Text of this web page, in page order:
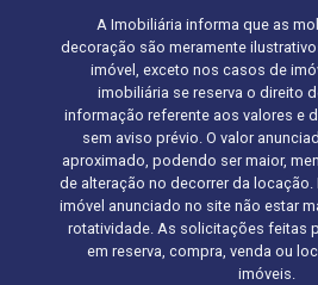
A Imobiliária informa que as
decoração são meramente
imóvel, exceto nos casos de
imobiliária se reserva o direito
informação referente aos valores e
sem aviso prévio. O valor
aproximado, podendo ser maior,
de alteração no decorrer da locação.
imóvel anunciado no site não estar
rotatividade. As solicitações feitas
em reserva, compra, venda ou
imóveis.